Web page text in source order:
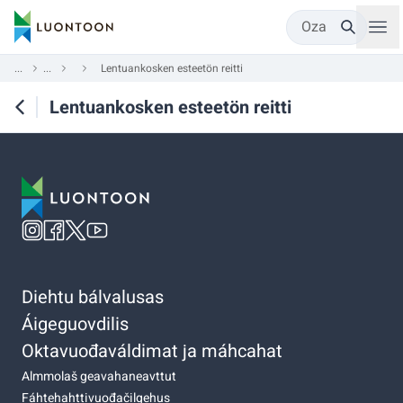
Oza
... ... Lentuankosken esteetön reitti
Lentuankosken esteetön reitti
Diehtu bálvalusas
Áigeguovdilis
Oktavuođaváldimat ja máhcahat
Almmolaš geavahaneavttut
Fáhtehahttivuođačilgehus